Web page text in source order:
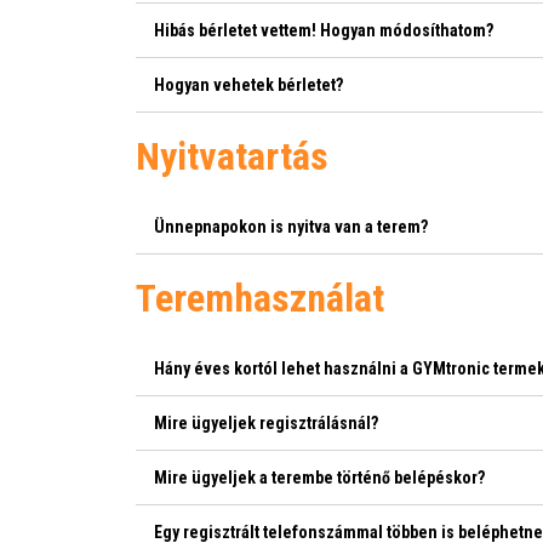
Hibás bérletet vettem! Hogyan módosíthatom?
Hogyan vehetek bérletet?
Nyitvatartás
Ünnepnapokon is nyitva van a terem?
Teremhasználat
Hány éves kortól lehet használni a GYMtronic
Mire ügyeljek regisztrálásnál?
Mire ügyeljek a terembe történő belépéskor?
Egy regisztrált telefonszámmal többen is